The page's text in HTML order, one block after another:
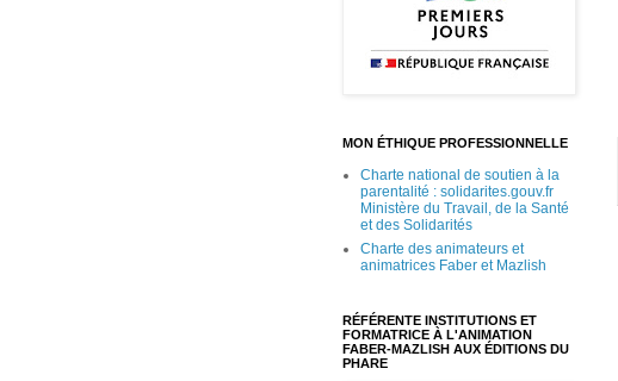
MON ÉTHIQUE PROFESSIONNELLE
Charte national de soutien à la
parentalité : solidarites.gouv.fr
Ministère du Travail, de la Santé
et des Solidarités
Charte des animateurs et
animatrices Faber et Mazlish
RÉFÉRENTE INSTITUTIONS ET
FORMATRICE À L'ANIMATION
FABER-MAZLISH AUX ÉDITIONS DU
PHARE